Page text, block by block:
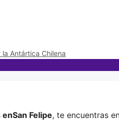
Antártica Chilena
enSan Felipe, te encuentras